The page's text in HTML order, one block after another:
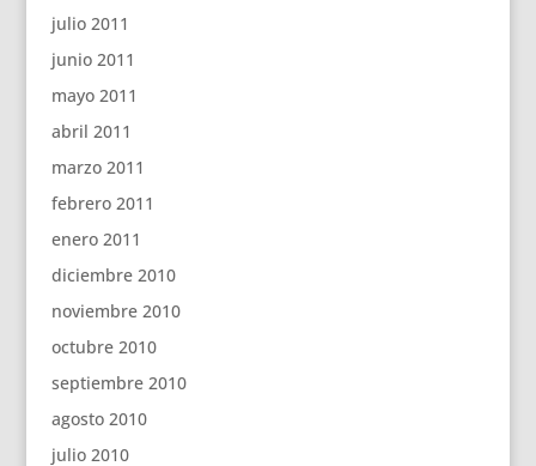
julio 2011
junio 2011
mayo 2011
abril 2011
marzo 2011
febrero 2011
enero 2011
diciembre 2010
noviembre 2010
octubre 2010
septiembre 2010
agosto 2010
julio 2010